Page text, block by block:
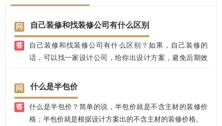
自己装修和找装修公司有什么区别
自己装修和找装修公司有什么区别？如果，自己装修的
话，可以找一家设计公司，给你出设计方案，避免后期效
果不好；找装修公司的话，可以有专业的设计师，全程把
控装修效果，不用担心装修效果好不好，装修质量大可放
省心放心。
什么是半包价
什么是半包价？简单的说，半包价就是不含主材的装修价
格；半包价就是根据设计方案出的不含主材的装修价格。